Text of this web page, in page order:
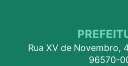
Rua XV de Novembro,
96570-